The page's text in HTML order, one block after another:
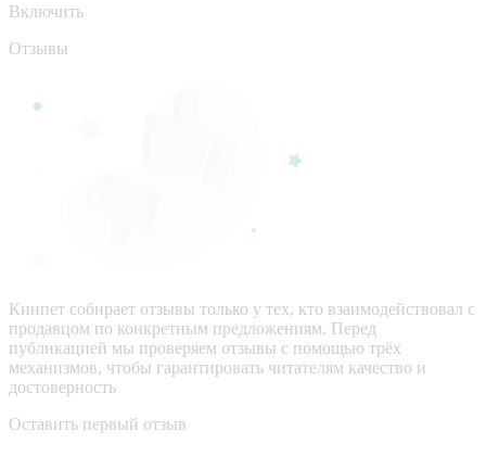
Включить
Отзывы
Кинпет собирает отзывы только у тех, кто взаимодействовал с
продавцом по конкретным предложениям. Перед
публикацией мы проверяем отзывы с помощью трёх
механизмов, чтобы гарантировать читателям качество и
достоверность
Оставить первый отзыв